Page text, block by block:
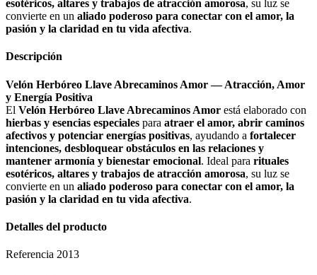
esotéricos, altares y trabajos de atracción amorosa, su luz se
convierte en un aliado poderoso para conectar con el amor, la
pasión y la claridad en tu vida afectiva.
Descripción
Velón Herbóreo Llave Abrecaminos Amor — Atracción, Amor
y Energía Positiva
El Velón Herbóreo Llave Abrecaminos Amor está elaborado con
hierbas y esencias especiales para atraer el amor, abrir caminos
afectivos y potenciar energías positivas, ayudando a fortalecer
intenciones, desbloquear obstáculos en las relaciones y
mantener armonía y bienestar emocional. Ideal para rituales
esotéricos, altares y trabajos de atracción amorosa, su luz se
convierte en un aliado poderoso para conectar con el amor, la
pasión y la claridad en tu vida afectiva.
Detalles del producto
Referencia 2013